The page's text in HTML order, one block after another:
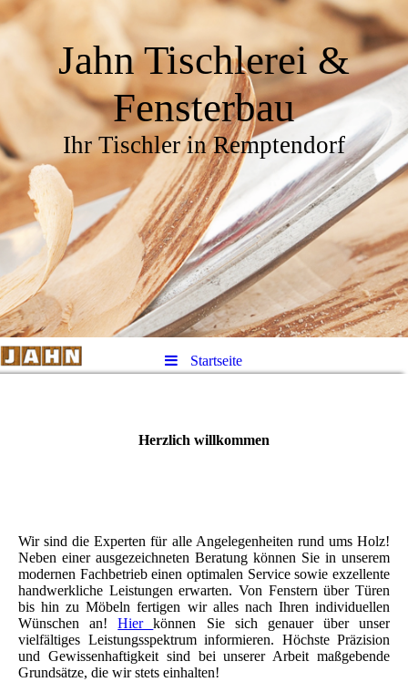
Jahn Tischlerei &
Fensterbau
Ihr Tischler in Remptendorf
Startseite
Herzlich willkommen
Wir sind die Experten für alle Angelegenheiten rund ums Holz!
Neben einer ausgezeichneten Beratung können Sie in unserem
modernen Fachbetrieb einen optimalen Service sowie exzellente
handwerkliche Leistungen erwarten. Von Fenstern über Türen
bis hin zu Möbeln fertigen wir alles nach Ihren individuellen
Wünschen an!Hierkönnen Sie sich genauer über unser
vielfältiges Leistungsspektrum informieren. Höchste Präzision
und Gewissenhaftigkeit sind bei unserer Arbeit maßgebende
Grundsätze, die wir stets einhalten!